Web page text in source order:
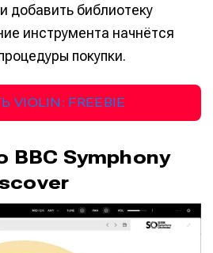
добавить библиотеку
инструмента начнётся
покупки.
VIOLIN: FREEBIE
BBC Symphony